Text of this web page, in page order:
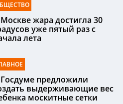
жара достигла 30
уже пятый раз с
лета
предложили
выдерживающие вес
москитные сетки